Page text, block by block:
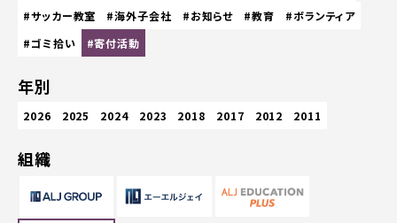
#サッカー教室
#海外子会社 #お知らせ #教育
#ボランティア
#ゴミ拾い
#寄付活動
年別
2026 2025 2024 2023 2018 2017 2012 2011
組織